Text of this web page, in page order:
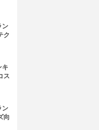
ン
ク
キ
ス
ン
向